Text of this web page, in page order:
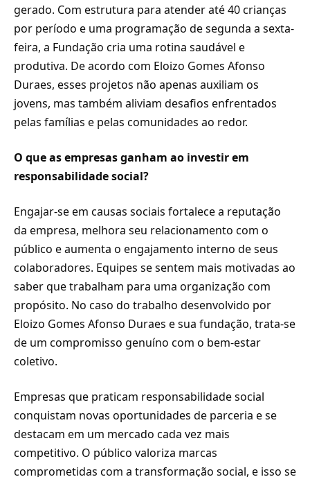
gerado. Com estrutura para atender até 40 crianças
por período e uma programação de segunda a sexta-
feira, a Fundação cria uma rotina saudável e
produtiva. De acordo com Eloizo Gomes Afonso
Duraes, esses projetos não apenas auxiliam os
jovens, mas também aliviam desafios enfrentados
pelas famílias e pelas comunidades ao redor.
O que as empresas ganham ao investir em
responsabilidade social?
Engajar-se em causas sociais fortalece a reputação
da empresa, melhora seu relacionamento com o
público e aumenta o engajamento interno de seus
colaboradores. Equipes se sentem mais motivadas ao
saber que trabalham para uma organização com
propósito. No caso do trabalho desenvolvido por
Eloizo Gomes Afonso Duraes e sua fundação, trata-se
de um compromisso genuíno com o bem-estar
coletivo.
Empresas que praticam responsabilidade social
conquistam novas oportunidades de parceria e se
destacam em um mercado cada vez mais
competitivo. O público valoriza marcas
comprometidas com a transformação social, e isso se